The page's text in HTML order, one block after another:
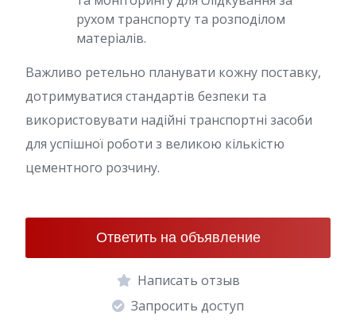
рухом транспорту та розподілом
матеріалів.
Важливо ретельно планувати кожну поставку,
дотримуватися стандартів безпеки та
використовувати надійні транспортні засоби
для успішної роботи з великою кількістю
цементного розчину.
Ответить на объявление
Написать отзыв
Запросить доступ